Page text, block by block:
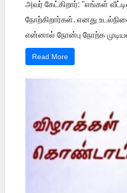
அவர் கேட்கிறார்: "எங்கள்
நோற்கிறார்கள். எனது
என்னால் நோன்பு நோற்க
Read More